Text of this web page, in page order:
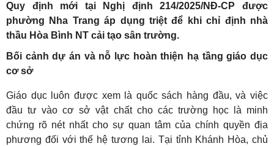
Quy định mới tại Nghị định 214/2025/NĐ-CP được
phường Nha Trang áp dụng triệt để khi chỉ định nhà
thầu Hòa Bình NT cải tạo sân trường.
Bối cảnh dự án và nỗ lực hoàn thiện hạ tầng giáo dục
cơ sở
Giáo dục luôn được xem là quốc sách hàng đầu, và việc
đầu tư vào cơ sở vật chất cho các trường học là minh
chứng rõ nét nhất cho sự quan tâm của chính quyền địa
phương đối với thế hệ tương lai. Tại tỉnh Khánh Hòa, chủ